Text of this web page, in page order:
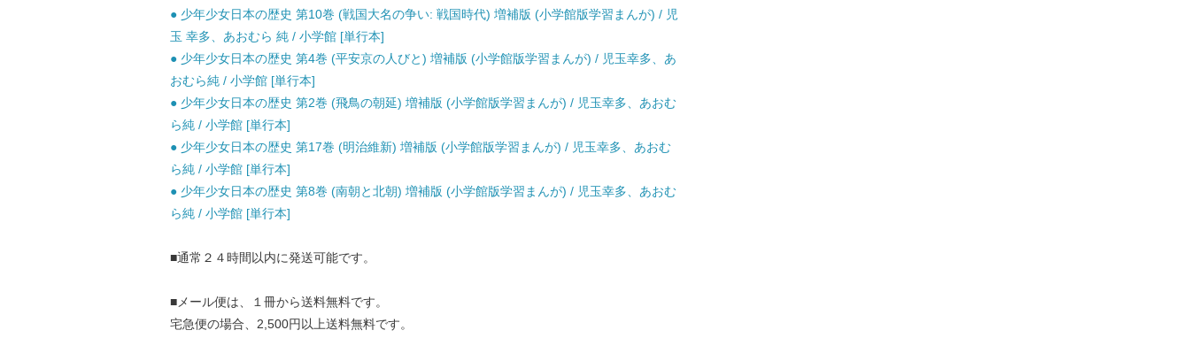
● 少年少女日本の歴史 第10巻 (戦国大名の争い: 戦国時代) 増補版 (小学館版学習まんが) / 児
玉 幸多、あおむら 純 / 小学館 [単行本]
● 少年少女日本の歴史 第4巻 (平安京の人びと) 増補版 (小学館版学習まんが) / 児玉幸多、あ
おむら純 / 小学館 [単行本]
● 少年少女日本の歴史 第2巻 (飛鳥の朝延) 増補版 (小学館版学習まんが) / 児玉幸多、あおむ
ら純 / 小学館 [単行本]
● 少年少女日本の歴史 第17巻 (明治維新) 増補版 (小学館版学習まんが) / 児玉幸多、あおむ
ら純 / 小学館 [単行本]
● 少年少女日本の歴史 第8巻 (南朝と北朝) 増補版 (小学館版学習まんが) / 児玉幸多、あおむ
ら純 / 小学館 [単行本]
■通常２４時間以内に発送可能です。
■メール便は、１冊から送料無料です。
宅急便の場合、2,500円以上送料無料です。